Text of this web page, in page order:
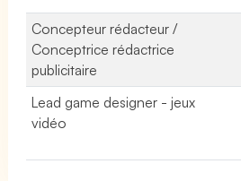
Concepteur rédacteur /
Conceptrice rédactrice
publicitaire
Lead game designer - jeux
vidéo